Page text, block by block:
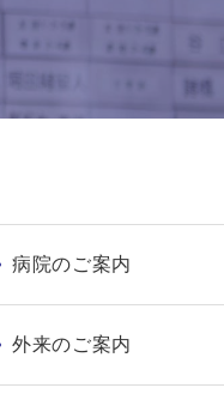
病院のご案内
外来のご案内